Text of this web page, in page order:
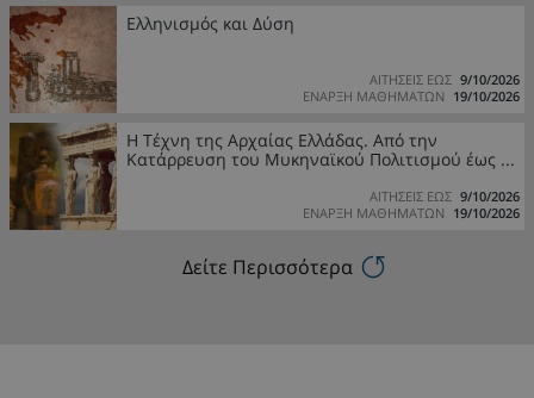
Ελληνισμός και Δύση
ΑΙΤΗΣΕΙΣ ΕΩΣ 9/10/2026
ΕΝΑΡΞΗ ΜΑΘΗΜΑΤΩΝ 19/10/2026
Η Τέχνη της Αρχαίας Ελλάδας. Από την
Κατάρρευση του Μυκηναϊκού Πολιτισμού έως ...
ΑΙΤΗΣΕΙΣ ΕΩΣ 9/10/2026
ΕΝΑΡΞΗ ΜΑΘΗΜΑΤΩΝ 19/10/2026
Δείτε Περισσότερα